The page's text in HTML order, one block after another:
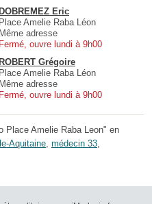
DOBREMEZ Eric
Place Amelie Raba Léon
Même adresse
Fermé, ouvre lundi à 9h00
ROBERT Grégoire
Place Amelie Raba Léon
Même adresse
Fermé, ouvre lundi à 9h00
Place Amelie Raba Leon" en
Aquitaine, médecin 33,